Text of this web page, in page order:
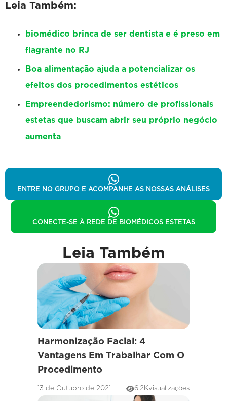
Leia Também:
biomédico brinca de ser dentista e é preso em
flagrante no RJ
Boa alimentação ajuda a potencializar os
efeitos dos procedimentos estéticos
Empreendedorismo: número de profissionais
estetas que buscam abrir seu próprio negócio
aumenta
ENTRE NO GRUPO E ACOMPANHE AS NOSSAS ANÁLISES
CONECTE-SE À REDE DE BIOMÉDICOS ESTETAS
Leia Também
Harmonização Facial: 4
Vantagens Em Trabalhar Com O
Procedimento
13 de Outubro de 2021 6.2Kvisualizações